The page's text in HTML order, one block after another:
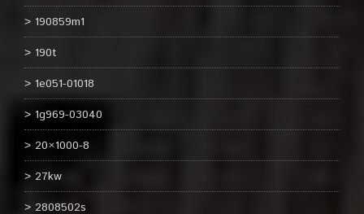
190859m1
190t
1e051-01018
1g969-03040
20×1000-8
27kw
2808502s